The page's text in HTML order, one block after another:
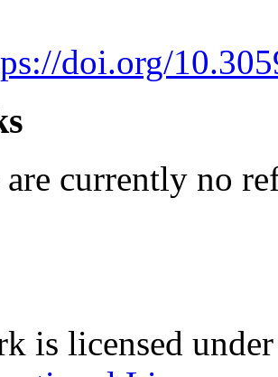
doi.org/
are currently no
is licensed